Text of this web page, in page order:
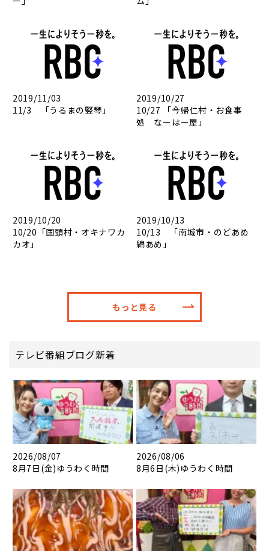
2019/11/03
11/3 「うるまの竪琴」
2019/10/27
10/27 「今帰仁村・お食事
処 なーはー屋」
2019/10/20
10/20「国頭村・オキナワカ
カオ」
2019/10/13
10/13 「南城市・のどあめ
綿あめ」
もっと見る
テレビ番組ブログ新着
2026/08/07
8月7日(金)ゆうわく時間
2026/08/06
8月6日(木)ゆうわく時間